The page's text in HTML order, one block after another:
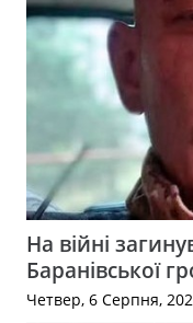
На війні
Баранівської
Четвер, 6 Серпня,